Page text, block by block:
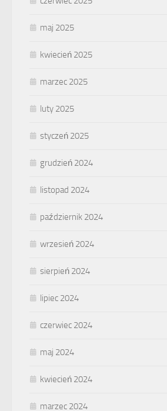
maj 2025
kwiecień 2025
marzec 2025
luty 2025
styczeń 2025
grudzień 2024
listopad 2024
październik 2024
wrzesień 2024
sierpień 2024
lipiec 2024
czerwiec 2024
maj 2024
kwiecień 2024
marzec 2024